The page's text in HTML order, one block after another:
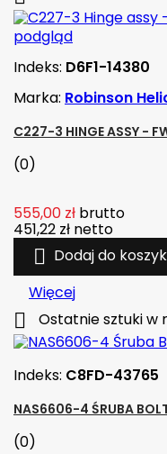
podgląd
Indeks: D6F1-14380
Marka: Robinson
C227-3 HINGE ASSY -
(0)
555,00 zł brutto
451,22 zł netto
 Dodaj do
Więcej
 Ostatnie sztuki w
Indeks: C8FD-43765
NAS6606-4 ŚRUBA
(0)